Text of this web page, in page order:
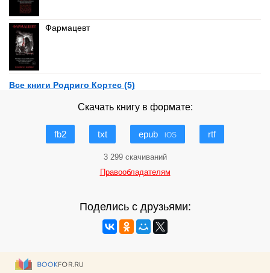
Фармацевт
Все книги Родриго Кортес (5)
Скачать книгу в формате:
fb2 txt epub iOS rtf
3 299 скачиваний
Правообладателям
Поделись с друзьями: